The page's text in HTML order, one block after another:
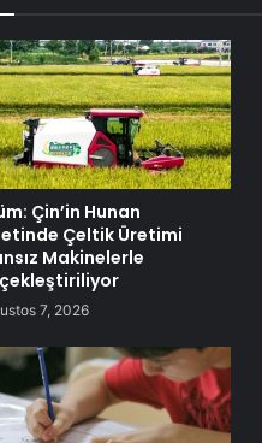
Çin’in Hunan
Çeltik Üretimi
Makinelerle
7, 2026